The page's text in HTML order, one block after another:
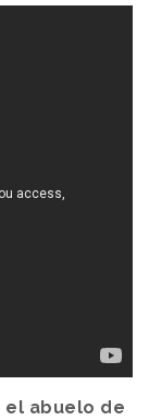
el abuelo de